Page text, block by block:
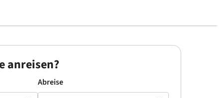
anreisen?
Abreise